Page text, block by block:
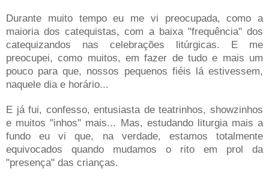
Durante muito tempo eu me vi preocupada, como a
maioria dos catequistas, com a baixa "frequência" dos
catequizandos nas celebrações litúrgicas. E me
preocupei, como muitos, em fazer de tudo e mais um
pouco para que, nossos pequenos fiéis lá estivessem,
naquele dia e horário...
E já fui, confesso, entusiasta de teatrinhos, showzinhos
e muitos "inhos" mais... Mas, estudando liturgia mais a
fundo eu vi que, na verdade, estamos totalmente
equivocados quando mudamos o rito em prol da
"presença" das crianças.